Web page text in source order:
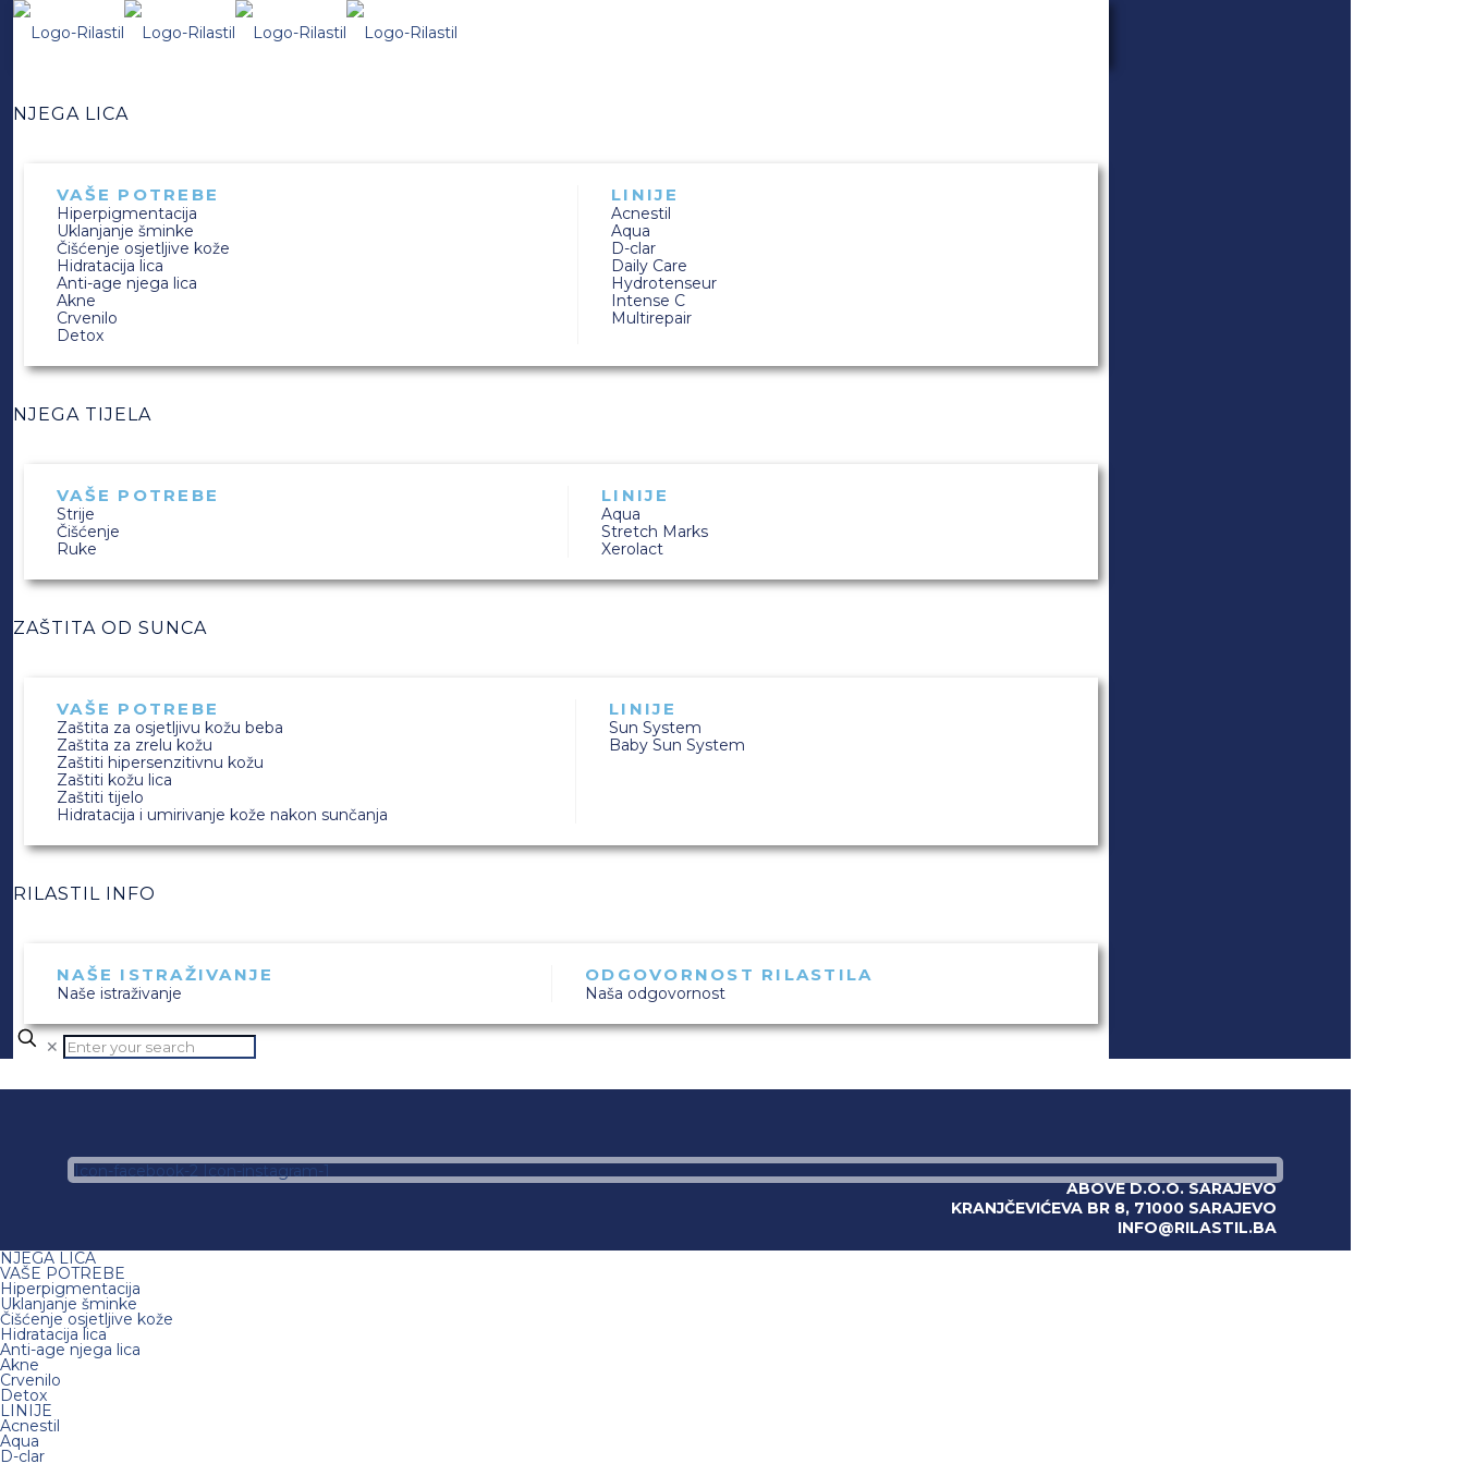
NJEGA LICA
VAŠE POTREBE
Hiperpigmentacija
Uklanjanje šminke
Čišćenje osjetljive kože
Hidratacija lica
Anti-age njega lica
Akne
Crvenilo
Detox
LINIJE
Acnestil
Aqua
D-clar
Daily Care
Hydrotenseur
Intense C
Multirepair
NJEGA TIJELA
VAŠE POTREBE
Strije
Čišćenje
Ruke
LINIJE
Aqua
Stretch Marks
Xerolact
ZAŠTITA OD SUNCA
VAŠE POTREBE
Zaštita za osjetljivu kožu beba
Zaštita za zrelu kožu
Zaštiti hipersenzitivnu kožu
Zaštiti kožu lica
Zaštiti tijelo
Hidratacija i umirivanje kože nakon sunčanja
LINIJE
Sun System
Baby Sun System
RILASTIL INFO
NAŠE ISTRAŽIVANJE
Naše istraživanje
ODGOVORNOST RILASTILA
Naša odgovornost
✕
Icon-facebook-2 Icon-instagram-1
ABOVE D.O.O. SARAJEVO
KRANJČEVIĆEVA BR 8, 71000 SARAJEVO
INFO@RILASTIL.BA
NJEGA LICA
VAŠE POTREBE
Hiperpigmentacija
Uklanjanje šminke
Čišćenje osjetljive kože
Hidratacija lica
Anti-age njega lica
Akne
Crvenilo
Detox
LINIJE
Acnestil
Aqua
D-clar